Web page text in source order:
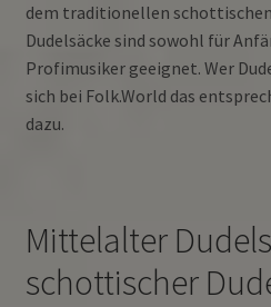
dem traditionellen schottischen
Dudelsäcke sind sowohl für
Profimusiker geeignet. Wer
sich bei Folk.World das
dazu.
Mittelalter
schottischer